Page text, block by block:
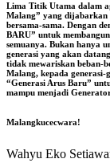
Lima Titik Utama dalam
Malang” yang dijabarkan
bersama-sama. Dengan
BARU” untuk
semuanya. Bukan hanya
generasi yang akan
tidak mewariskan beban-
Malang, kepada generasi-
“Generasi Arus Baru”
mampu menjadi
Malangkucecwara!
Wahyu Eko